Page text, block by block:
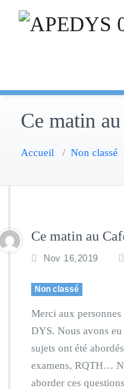
Skip
Ce matin
Accueil / Non classé
Ce matin au
Nov 16,2019
Non classé
Merci aux
DYS. Nous avons
sujets ont été
examens, RQTH…
aborder ces